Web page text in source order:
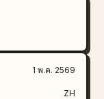
1 พ.ค. 2569
ZH